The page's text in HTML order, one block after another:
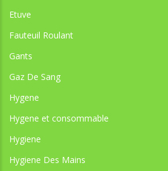
Etuve
Fauteuil Roulant
Gants
Gaz De Sang
Hygene
Hygene et consommable
Hygiene
Hygiene Des Mains